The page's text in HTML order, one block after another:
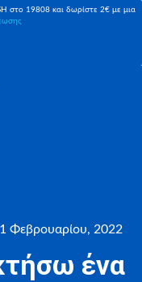
στο 19808 και δωρίστε 2€ με μια
1 Φεβρουαρίου, 2022
ένα